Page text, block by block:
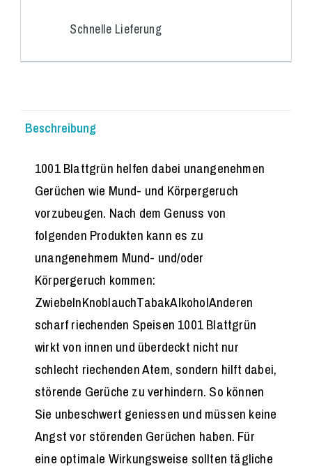
Schnelle Lieferung
Beschreibung
1001 Blattgrün helfen dabei unangenehmen
Gerüchen wie Mund- und Körpergeruch
vorzubeugen. Nach dem Genuss von
folgenden Produkten kann es zu
unangenehmem Mund- und/oder
Körpergeruch kommen:
ZwiebelnKnoblauchTabakAlkoholAnderen
scharf riechenden Speisen 1001 Blattgrün
wirkt von innen und überdeckt nicht nur
schlecht riechenden Atem, sondern hilft dabei,
störende Gerüche zu verhindern. So können
Sie unbeschwert geniessen und müssen keine
Angst vor störenden Gerüchen haben. Für
eine optimale Wirkungsweise sollten tägliche